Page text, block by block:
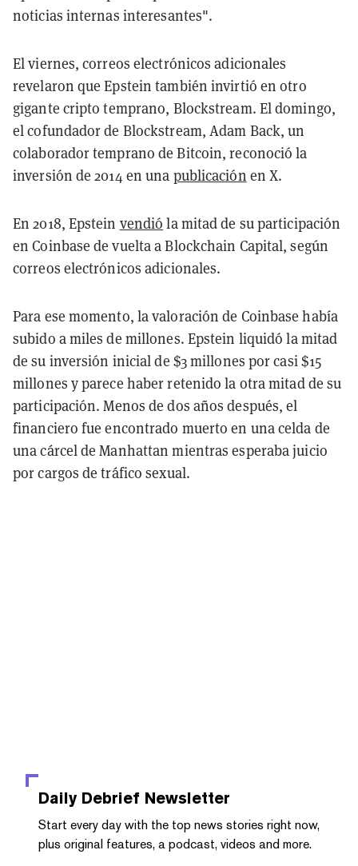
noticias internas interesantes".
El viernes, correos electrónicos adicionales
revelaron que Epstein también invirtió en otro
gigante cripto temprano, Blockstream. El domingo,
el cofundador de Blockstream, Adam Back, un
colaborador temprano de Bitcoin, reconoció la
inversión de 2014 en una publicación en X.
En 2018, Epstein vendió la mitad de su participación
en Coinbase de vuelta a Blockchain Capital, según
correos electrónicos adicionales.
Para ese momento, la valoración de Coinbase había
subido a miles de millones. Epstein liquidó la mitad
de su inversión inicial de $3 millones por casi $15
millones y parece haber retenido la otra mitad de su
participación. Menos de dos años después, el
financiero fue encontrado muerto en una celda de
una cárcel de Manhattan mientras esperaba juicio
por cargos de tráfico sexual.
Daily Debrief Newsletter
Start every day with the top news stories right now,
plus original features, a podcast, videos and more.